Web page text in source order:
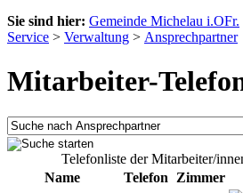
Sie sind hier: Gemeinde Michelau i.OFr.
Service > Verwaltung > Ansprechpartner
Mitarbeiter-
Telefonliste der Mitarbeiter/
Name
Telefon Zimmer